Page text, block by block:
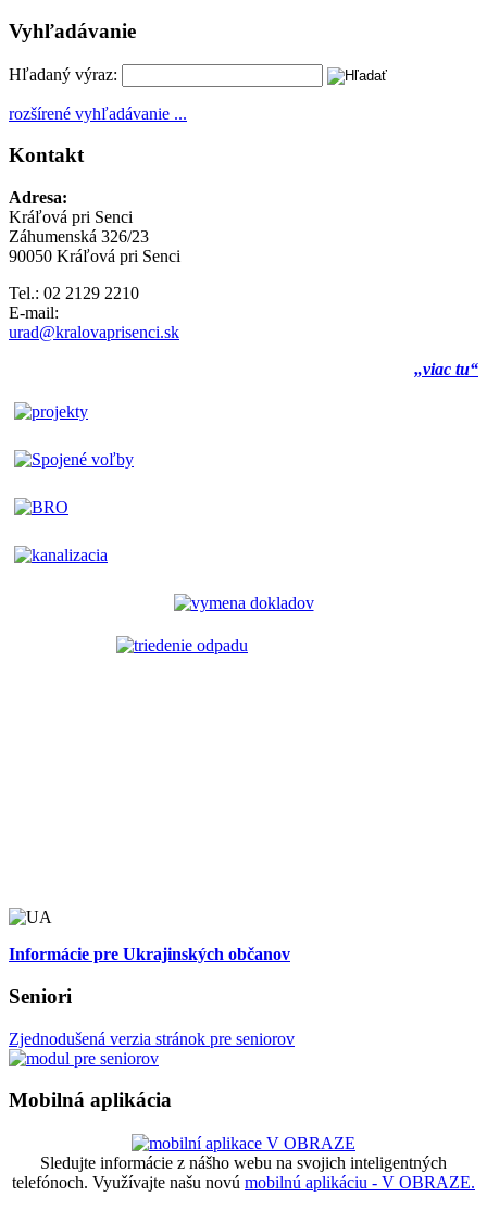
Vyhľadávanie
Hľadaný výraz:
rozšírené vyhľadávanie ...
Kontakt
Adresa:
Kráľová pri Senci
Záhumenská 326/23
90050 Kráľová pri Senci
Tel.: 02 2129 2210
E-mail:
urad@kralovaprisenci.sk
„viac tu“
Informácie pre Ukrajinských občanov
Seniori
Zjednodušená verzia stránok pre seniorov
Mobilná aplikácia
Sledujte informácie z nášho webu na svojich inteligentných
telefónoch. Využívajte našu novú mobilnú aplikáciu - V OBRAZE.